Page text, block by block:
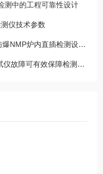
测中的工程可靠性设计
仪技术参数
内直插检测设备工程设计指南
有效保障检测工作正常开展